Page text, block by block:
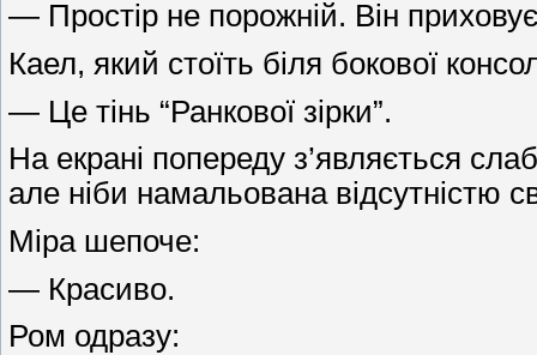
— Простір не порожній. Він
Каел, який стоїть біля бокової
— Це тінь “Ранкової зірки”.
На екрані попереду з’являється
але ніби намальована відсутністю
Міра шепоче:
— Красиво.
Ром одразу: